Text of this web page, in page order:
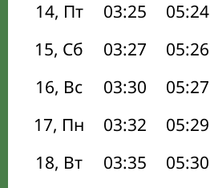
14, Пт
03:25 05:24
15, Сб
03:27 05:26
16, Вс
03:30 05:27
17, Пн
03:32 05:29
18, Вт
03:35 05:30